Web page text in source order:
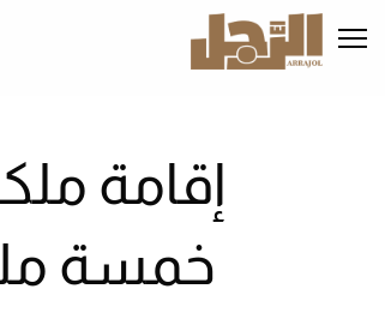
إلى
المحتوى
إقامة
خمسة